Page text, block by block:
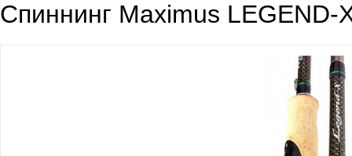
Спиннинг Maximus LEGEND-